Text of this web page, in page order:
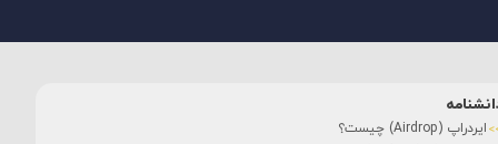
ایردراپ (Airdrop) چیست؟